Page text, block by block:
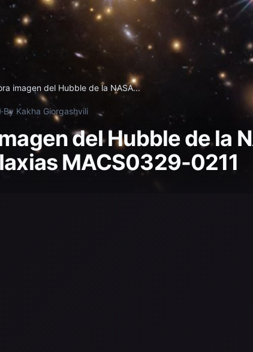
imagen del Hubble de la NASA...
·By Kakha Giorgashvili
del Hubble de la
MACS0329-0211